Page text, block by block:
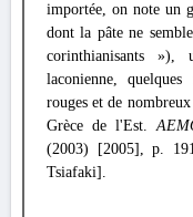
importée, on note un
dont la pâte ne
corinthianisants
laconienne,
rouges et de
Grèce de l'Est.
(2003) [2005], p.
Tsiafaki].